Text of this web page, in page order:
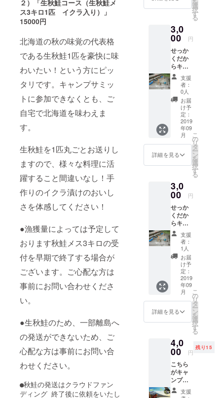
２）「生秋鮭コース（生秋鮭メ
ス3キロ1匹 イクラ入り）」
15000円
北海道の秋の味覚の代表格
である生秋鮭1匹を豪快に味
わいたい！という方にピッ
タリです。キャンプサミッ
トに参加できなくとも、ご
自宅で北海道を味わえま
す。
生秋鮭を1匹丸ごとお送りし
ますので、様々な料理に活
躍すること間違いなし！手
作りのイクラ漬けのおいし
さを体感してください！
●漁獲量によっては予定して
おります秋鮭メス3キロの受
付を早期で終了する場合が
ございます。ご心配な方は
事前にお問い合わせくださ
い。
●生秋鮭のため、一部離島へ
の発送ができないため、ご
心配な方は事前にお問い合
わせください。
●秋鮭の発送はクラウドファン
ディング 終了後に依頼をいたし
と思わ
れる方
に雰囲
気を体
験でき
るの
で、参
加して
みてく
ださ
い。 ・
キャン
プサ
ミット
受付時
に詰め
お渡し
します
ので、
お好き
な秋の
味覚を
袋に詰
めてお
持ち帰
りいた
だけま
す。 ・
秋の味
覚は
「じゃ
も・た
まね
ん」
等、そ
の時期
千歳で
収穫で
きる野
菜をご
ランで
す。
（道具
類は各
自ご用
意くだ
さい）
2）サ
ミット
当日、
キャン
プ場で
宿泊で
きる権
利で
す。
３）
に朗報
です。
者には
難しい
ナイフ
研ぎ」
や「八
丸こだ
わりの
火起こ
し」な
ど、
キャン
プに関
悩み・
技術相
丸さん
のワン
ポイン
トレッ
スンを
受ける
ことが
キャン
プサ
の様子
を動画
にして
配信す
る際、
エンド
ロール
にあな
たのお
名前を
入れて
作成さ
せてい
ただき
ます。
２）八
丸デザ
バッチ
（非売
品）と
なりま
す。
選
択
す
る
3,0
00 円
せっか
くだか
らキャ
ンプ場
を一緒
に作っ
てみた
い！と
いう方
はこの
コース
をどう
ぞ！
１）
キャン
プサ
翌週の
９月２
８日土
曜日
に、
キャン
プ場の
作業を
お手伝
いして
いただ
きま
す。あ
なたの
腕の見
せ所で
す。も
い方も
大募
集。こ
こでDIY
の練習
をして
家族に
支援
者：
0人
お届
け予
定：
2019
年09
月
詳細を見る
こ
の
リ
タ
ー
ン
を
選
択
す
る
3,0
00 円
せっか
くだか
らキャ
ンプ場
を一緒
に作っ
てみた
い！と
いう方
はこの
コース
をどう
ぞ！
１）
キャン
プサ
後の10
月5日土
曜日
に、
キャン
プ場の
作業を
支援
者：
1人
お届
け予
定：
2019
年09
月
詳細を見る
こ
の
リ
タ
ー
ン
を
選
択
す
る
4,0
00 円
残り15
こちら
がキャ
ンプサ
ミット
の本命
支援